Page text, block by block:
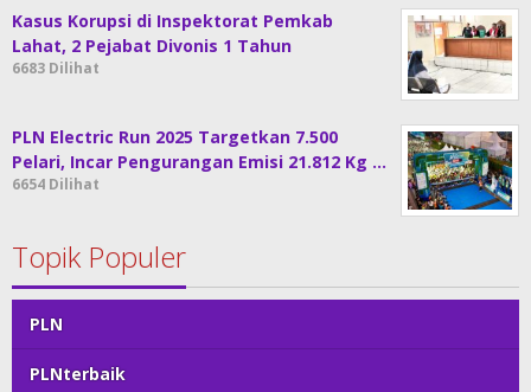
Kasus Korupsi di Inspektorat Pemkab
Lahat, 2 Pejabat Divonis 1 Tahun
6683 Dilihat
PLN Electric Run 2025 Targetkan 7.500
Pelari, Incar Pengurangan Emisi 21.812 Kg …
6654 Dilihat
Topik Populer
PLN
PLNterbaik